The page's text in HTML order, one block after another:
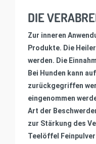
DIE
Zur inneren
Produkte. Die
werden. Die
Bei Hunden kann
zurückgegriffen
eingenommen
Art der
zur Stärkung des
Teelöffel